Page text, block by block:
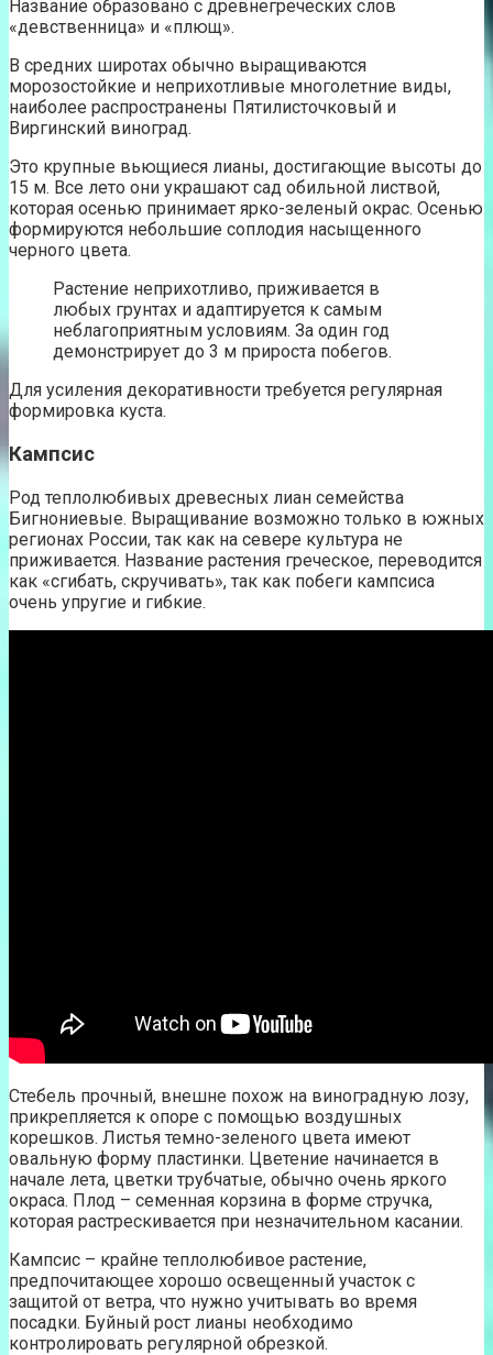
Название образовано с древнегреческих слов
«девственница» и «плющ».
В средних широтах обычно выращиваются
морозостойкие и неприхотливые многолетние виды,
наиболее распространены Пятилисточковый и
Виргинский виноград.
Это крупные вьющиеся лианы, достигающие высоты до
15 м. Все лето они украшают сад обильной листвой,
которая осенью принимает ярко-зеленый окрас. Осенью
формируются небольшие соплодия насыщенного
черного цвета.
Растение неприхотливо, приживается в
любых грунтах и адаптируется к самым
неблагоприятным условиям. За один год
демонстрирует до 3 м прироста побегов.
Для усиления декоративности требуется регулярная
формировка куста.
Кампсис
Род теплолюбивых древесных лиан семейства
Бигнониевые. Выращивание возможно только в южных
регионах России, так как на севере культура не
приживается. Название растения греческое, переводится
как «сгибать, скручивать», так как побеги кампсиса
очень упругие и гибкие.
Стебель прочный, внешне похож на виноградную лозу,
прикрепляется к опоре с помощью воздушных
корешков. Листья темно-зеленого цвета имеют
овальную форму пластинки. Цветение начинается в
начале лета, цветки трубчатые, обычно очень яркого
окраса. Плод – семенная корзина в форме стручка,
которая растрескивается при незначительном касании.
Кампсис – крайне теплолюбивое растение,
предпочитающее хорошо освещенный участок с
защитой от ветра, что нужно учитывать во время
посадки. Буйный рост лианы необходимо
контролировать регулярной обрезкой.